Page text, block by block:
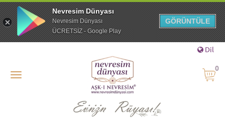
Dil
0
Nevresim Dünyası
Nevresim Dünyası
ÜCRETSİZ - Google Play
GÖRÜNTÜLE